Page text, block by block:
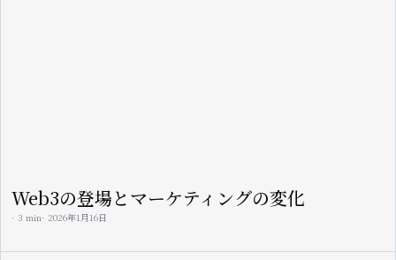
Web3の登場とマーケティングの変化
3 min 2026年1月16日